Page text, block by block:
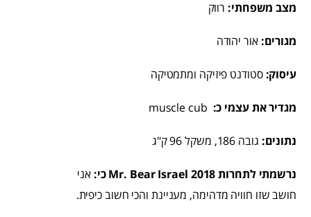
מצב משפחתי: רווק
מגורים:אור יהודה
עיסוק: סטודנט פיזיקה ומתמטיקה
מגדיר את עצמי כ:
נתונים: גובה 186, משקל 96 ק"ג
נרשמתי לתחרות Mr. Bear Israel 2018 כי:
אני
חושב שזו חוויה מדהימה, מעניינת והכי חשוב כיפית.